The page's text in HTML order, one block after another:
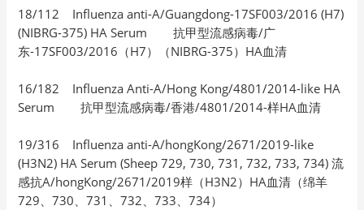
18/112 Influenza anti-A/Guangdong-17SF003/2016 (H7)
(NIBRG-375) HA Serum 抗甲型流感病毒/广
东-17SF003/2016（H7）（NIBRG-375）HA血清
16/182 Influenza Anti-A/Hong Kong/4801/2014-like HA
Serum 抗甲型流感病毒/香港/4801/2014-样HA血清
19/316 Influenza anti-A/hongKong/2671/2019-like
(H3N2) HA Serum (Sheep 729, 730, 731, 732, 733, 734) 流
感抗A/hongKong/2671/2019样（H3N2）HA血清（绵羊
729、730、731、732、733、734）